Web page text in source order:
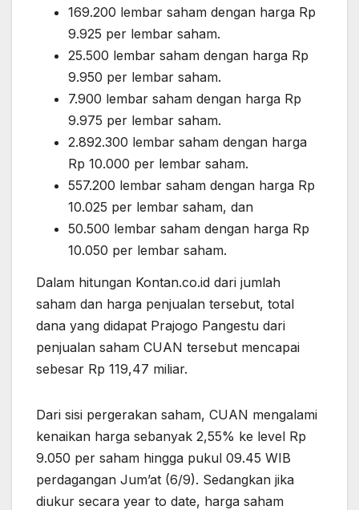
169.200 lembar saham dengan harga Rp
9.925 per lembar saham.
25.500 lembar saham dengan harga Rp
9.950 per lembar saham.
7.900 lembar saham dengan harga Rp
9.975 per lembar saham.
2.892.300 lembar saham dengan harga
Rp 10.000 per lembar saham.
557.200 lembar saham dengan harga Rp
10.025 per lembar saham, dan
50.500 lembar saham dengan harga Rp
10.050 per lembar saham.
Dalam hitungan Kontan.co.id dari jumlah
saham dan harga penjualan tersebut, total
dana yang didapat Prajogo Pangestu dari
penjualan saham CUAN tersebut mencapai
sebesar Rp 119,47 miliar.
Dari sisi pergerakan saham, CUAN mengalami
kenaikan harga sebanyak 2,55% ke level Rp
9.050 per saham hingga pukul 09.45 WIB
perdagangan Jum’at (6/9). Sedangkan jika
diukur secara year to date, harga saham